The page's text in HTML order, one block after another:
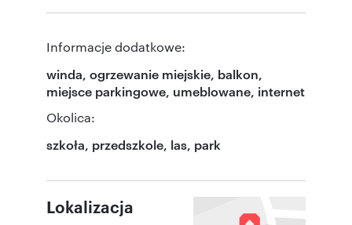
Informacje dodatkowe:
winda, ogrzewanie miejskie, balkon,
miejsce parkingowe, umeblowane, internet
Okolica:
szkoła, przedszkole, las, park
Lokalizacja